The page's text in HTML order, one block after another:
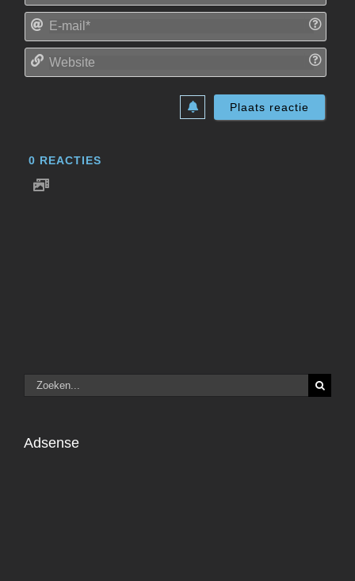
E-
0 REACTIES
Zoeken
naar:
Adsense